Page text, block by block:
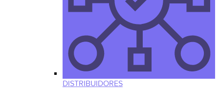
DISTRIBUIDORES